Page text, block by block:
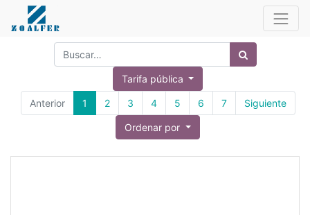
Tarifa pública
Anterior 1 2 3 4 5 6 7 Siguiente
Ordenar por